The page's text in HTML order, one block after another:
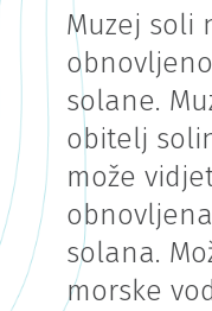
Muzej soli
solane.
obitelj
može
solana.
morske